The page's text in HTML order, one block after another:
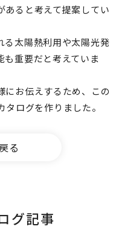
あると考えて提案してい
る太陽熱利用や太陽光発
も重要だと考えていま
にお伝えするため、この
タログを作りました。
る
グ記事